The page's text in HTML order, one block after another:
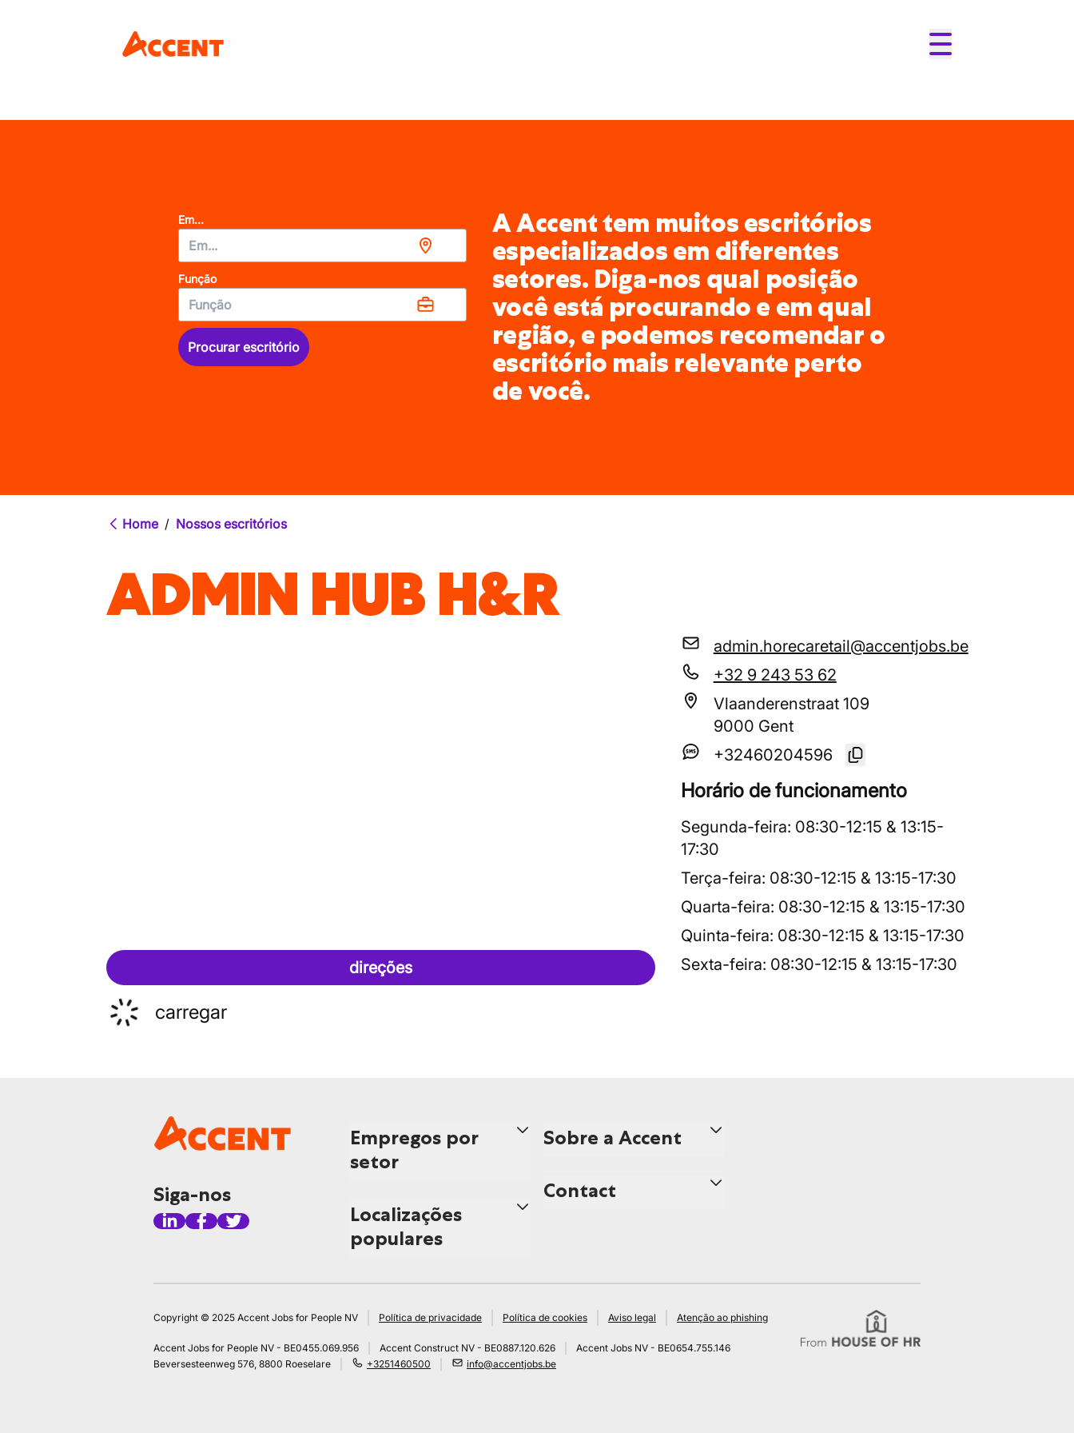
Em...
Função
Procurar escritório
A Accent tem muitos escritórios
especializados em diferentes
setores. Diga-nos qual posição
você está procurando e em qual
região, e podemos recomendar o
escritório mais relevante perto
de você.
Home / Nossos escritórios
ADMIN HUB H&R
direções
admin.horecaretail@accentjobs.be
+32 9 243 53 62
Vlaanderenstraat 109
9000 Gent
+32460204596
Horário de funcionamento
Segunda-feira: 08:30-12:15 & 13:15-
17:30
Terça-feira: 08:30-12:15 & 13:15-17:30
Quarta-feira: 08:30-12:15 & 13:15-17:30
Quinta-feira: 08:30-12:15 & 13:15-17:30
Sexta-feira: 08:30-12:15 & 13:15-17:30
carregar
Siga-nos
Empregos por
setor
Localizações
populares
Sobre a Accent
Contact
Copyright © 2025 Accent Jobs for People NV Política de privacidade Política de cookies Aviso legal Atenção ao phishing
Accent Jobs for People NV - BE0455.069.956 Accent Construct NV - BE0887.120.626
Accent Jobs NV - BE0654.755.146
Beversesteenweg 576, 8800 Roeselare
+3251460500 info@accentjobs.be